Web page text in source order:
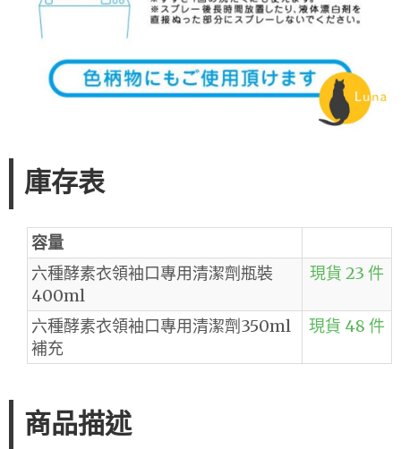
庫存表
容量
六種酵素衣領袖口專用清潔劑瓶裝
400ml
現貨 23 件
六種酵素衣領袖口專用清潔劑350ml
補充
現貨 48 件
商品描述